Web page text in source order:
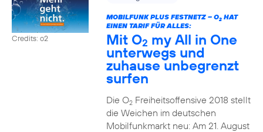
Credits: o2
MOBILFUNK PLUS FESTNETZ – O2HAT
EINEN TARIF FÜR ALLES:
Mit O2 my All in One
unterwegs und
zuhause unbegrenzt
surfen
Die O2Freiheitsoffensive 2018 stellt
die Weichen im deutschen
Mobilfunkmarkt neu: Am 21. August